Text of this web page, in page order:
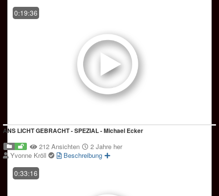
0:19:36
ANS LICHT GEBRACHT - SPEZIAL - Michael Ecker
212 Ansichten
2 Jahre her
Yvonne Kröll
Beschreibung
0:33:16